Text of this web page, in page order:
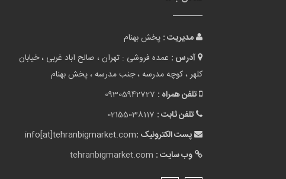
مدیریت : پخش بهنام
آدرس : عمده فروشی : تهران ، صالح اباد غربی ، خیابان
کلهر ، کوچه مدرسه ، جنب مدرسه ، پخش بهنام
تلفن همراه : 09305942727
تلفن ثابت : 02155038117
پست الکترونیک :info[at]tehranbigmarket.com
وب سایت : tehranbigmarket.com